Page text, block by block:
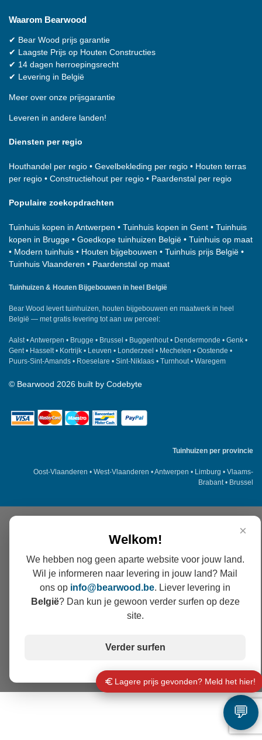
Waarom Bearwood
✔ Bear Wood prijs garantie
✔ Laagste Prijs op Houten Constructies
✔ 14 dagen herroepingsrecht
✔ Levering in België
Meer over onze prijsgarantie
Leveren in andere landen!
Diensten per regio
Houthandel per regio • Gevelbekleding per regio • Houten terras
per regio • Constructiehout per regio • Paardenstal per regio
Populaire zoekopdrachten
Tuinhuis kopen in Antwerpen • Tuinhuis kopen in Gent • Tuinhuis
kopen in Brugge • Goedkope tuinhuizen België • Tuinhuis op maat
• Modern tuinhuis • Houten bijgebouwen • Tuinhuis prijs België •
Tuinhuis Vlaanderen • Paardenstal op maat
Tuinhuizen & Houten Bijgebouwen in heel België
Bear Wood levert tuinhuizen, houten bijgebouwen en maatwerk in heel
België — met gratis levering tot aan uw perceel:
Aalst •Antwerpen • Brugge • Brussel • Buggenhout • Dendermonde • Genk •
Gent • Hasselt • Kortrijk • Leuven • Londerzeel • Mechelen • Oostende •
Puurs-Sint-Amands • Roeselare • Sint-Niklaas • Turnhout • Waregem
© Bearwood 2026 built by Codebyte
Tuinhuizen per provincie
Oost-Vlaanderen • West-Vlaanderen •Antwerpen • Limburg • Vlaams-
Brabant• Brussel
💬
Lagere prijs gevonden? Meld het hier!
×
Welkom!
We hebben nog geen aparte website voor jouw land.
Wil je informeren naar levering in jouw land? Mail
ons op info@ bearwood .be. Liever levering in
België? Dan kun je gewoon verder surfen op deze
site.
Verder surfen